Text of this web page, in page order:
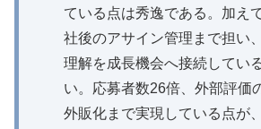
ている点は秀逸である。加え
社後のアサイン管理まで担い
理解を成長機会へ接続してい
い。応募者数26倍、外部評価
外販化まで実現している点が